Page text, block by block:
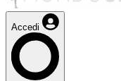
Accedi